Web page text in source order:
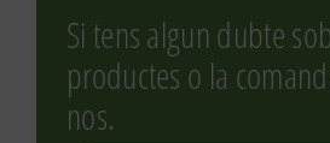
Si tens algun dubte
productes o la
nos.